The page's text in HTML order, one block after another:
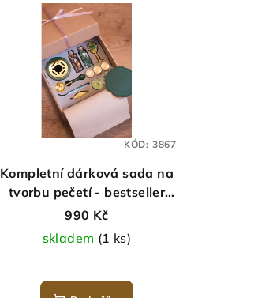
Kompletní dárková sada na
tvorbu pečetí - bestseller
pro začátečníky
990 Kč
skladem (1 ks)
KÓD: 3867